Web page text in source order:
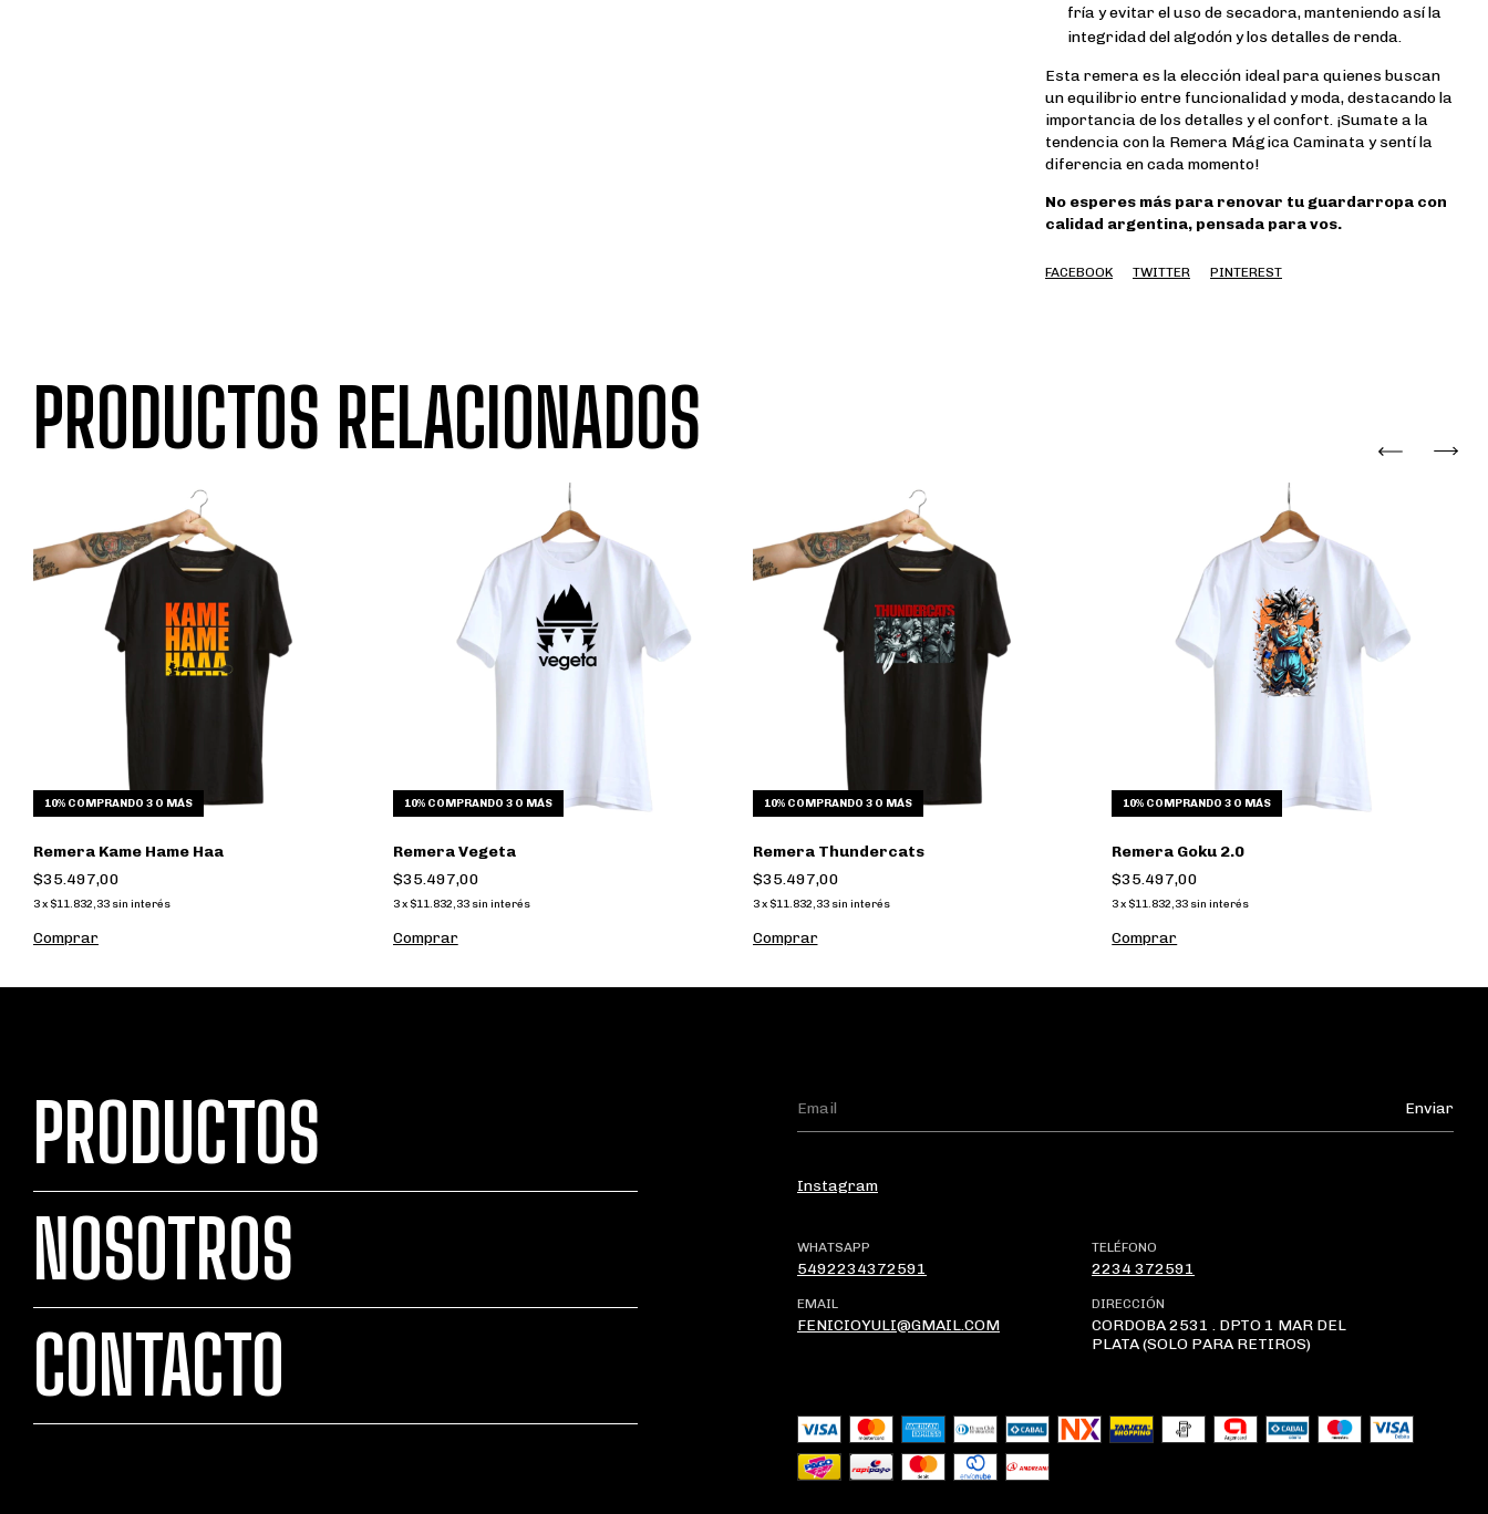
fría y evitar el uso de secadora, manteniendo así la
integridad del algodón y los detalles de renda.
Esta remera es la elección ideal para quienes buscan
un equilibrio entre funcionalidad y moda, destacando la
importancia de los detalles y el confort. ¡Sumate a la
tendencia con la Remera Mágica Caminata y sentí la
diferencia en cada momento!
No esperes más para renovar tu guardarropa con
calidad argentina, pensada para vos.
FACEBOOK TWITTER PINTEREST
PRODUCTOS RELACIONADOS
10% COMPRANDO 3 O MÁS
Remera Kame Hame Haa
$35.497,00
3x $11.832,33 sin interés
Comprar
10% COMPRANDO 3 O MÁS
Remera Vegeta
$35.497,00
3x $11.832,33 sin interés
Comprar
10% COMPRANDO 3 O MÁS
Remera Thundercats
$35.497,00
3 x $11.832,33 sin interés
Comprar
10% COMPRANDO 3 O MÁS
Remera Goku 2.0
$35.497,00
3x $11.832,33 sin interés
Comprar
PRODUCTOS
NOSOTROS
CONTACTO
Instagram
WHATSAPP
5492234372591
TELÉFONO
2234 372591
EMAIL
FENICIOYULI@GMAIL.COM
DIRECCIÓN
CORDOBA 2531 . DPTO 1 MAR DEL
PLATA (SOLO PARA RETIROS)